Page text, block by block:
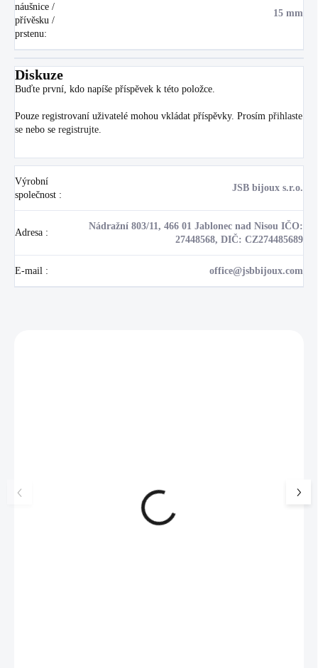
náušnice /
přívěsku /
prstenu:
15 mm
Diskuze
Buďte první, kdo napíše příspěvek k této položce.
Pouze registrovaní uživatelé mohou vkládat příspěvky. Prosím přihlaste
se nebo se registrujte
Výrobní
společnost :
JSB bijoux s.r.o.
Adresa :
Nádražní 803/11, 466 01 Jablonec nad Nisou IČO:
27448568, DIČ: CZ274485689
E-mail : office@jsbbijoux.com